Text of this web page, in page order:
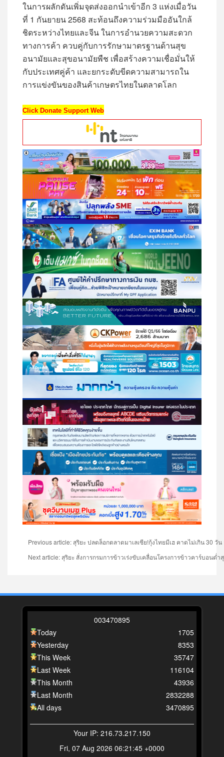
ในการผลักดันเพิ่มจุดส่งออกนำเข้าอีก 3 แห่งเมื่อวัน
ที่ 1 กันยายน 2568 สะท้อนถึงความร่วมมืออันใกล้
ชิดระหว่างไทยและจีน ในการอำนวยความสะดวก
ทางการค้า ควบคู่กับการรักษามาตรฐานด้านสุข
อนามัยและสุขอนามัยพืช เพื่อสร้างความเชื่อมั่นให้
กับประเทศคู่ค้า และยกระดับขีดความสามารถใน
การแข่งขันของสินค้าเกษตรไทยในตลาดโลก
Click Donate Support Web
Previous article: สุริยะ ปลดล็อกตลาดมาเลเซีย!กุ้งไทยมีเฮ คาดไม่เกิน 30
Next article: สุริยะ สั่งการกรมการข้าวเร่งขับเคลื่อนโครงการข้าวคาร์บอน
003470895
Today
Yesterday
This Week
Last Week
This Month
Last Month
All days
1705
8353
35747
116104
43936
2832288
3470895
Your IP: 216.73.217.150
Fri, 07 Aug 2026 06:21:45 +0000